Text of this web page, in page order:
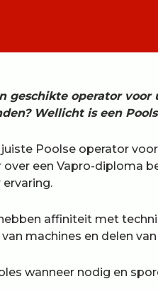
geschikte operator
Wellicht is een
Poolse operator
een Vapro-diploma
affiniteit met
machines en delen
wanneer nodig en